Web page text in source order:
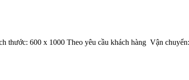
thước: 600 x 1000 Theo yêu cầu khách hàng Vận